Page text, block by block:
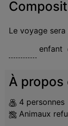
Le voyage
enfant
À propos
4 personnes
Animaux